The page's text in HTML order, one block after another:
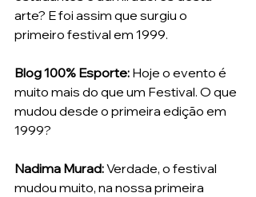
arte? E foi assim que surgiu o
primeiro festival em 1999.
Blog 100% Esporte: Hoje o evento é
muito mais do que um Festival. O que
mudou desde o primeira edição em
1999?
Nadima Murad: Verdade, o festival
mudou muito, na nossa primeira